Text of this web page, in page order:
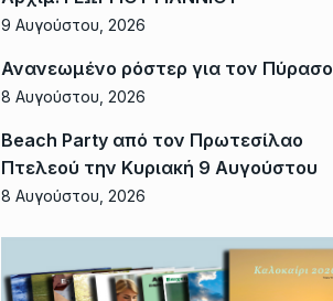
9 Αυγούστου, 2026
Ανανεωμένο ρόστερ για τον Πύρασο
8 Αυγούστου, 2026
Beach Party από τον Πρωτεσίλαο
Πτελεού την Κυριακή 9 Αυγούστου
8 Αυγούστου, 2026